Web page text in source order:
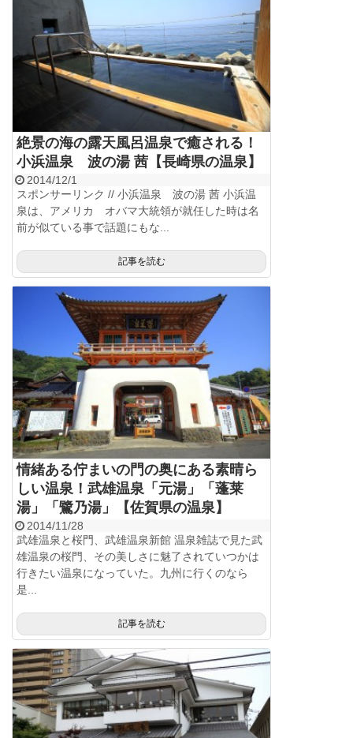
絶景の海の露天風呂温泉で癒される！
小浜温泉 波の湯 茜【長崎県の温泉】
2014/12/1
スポンサーリンク // 小浜温泉 波の湯 茜 小浜温
泉は、アメリカ オバマ大統領が就任した時は名
前が似ている事で話題にもな...
記事を読む
情緒ある佇まいの門の奥にある素晴ら
しい温泉！武雄温泉「元湯」「蓬莱
湯」「鷺乃湯」【佐賀県の温泉】
2014/11/28
武雄温泉と桜門、武雄温泉新館 温泉雑誌で見た武
雄温泉の桜門、その美しさに魅了されていつかは
行きたい温泉になっていた。九州に行くのなら
是...
記事を読む